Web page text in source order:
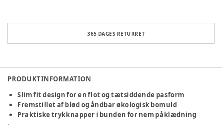
365 DAGES RETURRET
PRODUKTINFORMATION
Slim fit design for en flot og tætsiddende pasform
Fremstillet af blød og åndbar økologisk bomuld
Praktiske trykknapper i bunden for nem påklædning